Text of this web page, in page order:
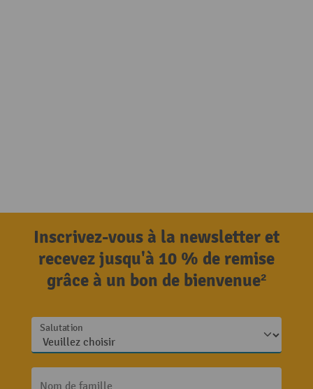
Inscrivez-vous à la newsletter et
recevez jusqu'à 10 % de remise
grâce à un bon de bienvenue²
Salutation